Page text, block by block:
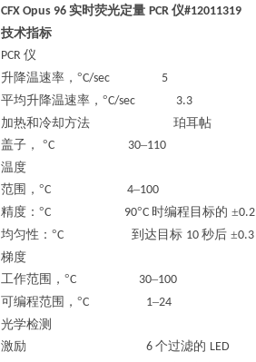
CFX Opus 96 实时荧光定量 PCR 仪#12011319
技术指标
PCR 仪
升降温速率， °C/sec 5
平均升降温速率， °C/sec 3.3
加热和冷却方法
珀耳帖
盖子，
°C 30–110
温度
范围， °C 4–100
精度： °C 90°C 时编程目标的 ±0.2
均匀性： °C 到达目标 10 秒后 ±0.3
梯度
工作范围， °C 30–100
可编程范围， °C 1–24
光学检测
激励
6 个过滤的 LED